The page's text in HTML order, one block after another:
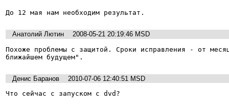
До 12 мая нам необходим результат.
Анатолий Лютин
2008-05-21 20:19:46 MSD
Похоже проблемы с защитой. Сроки исправления - от
ближайшем будущем".
Денис Баранов
2010-07-06 12:40:51 MSD
Что сейчас с запуском с dvd?